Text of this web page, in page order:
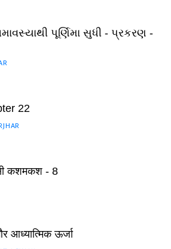
પૂર્ણિમા સુધી - પ્રકરણ -
22
कशमकश - 8
आध्यात्मिक ऊर्जा